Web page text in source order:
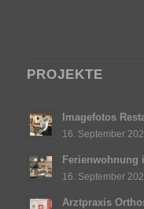
PROJEKTE
Imagefotos
16. September
Ferienwohnung
16. September
Arztpraxis